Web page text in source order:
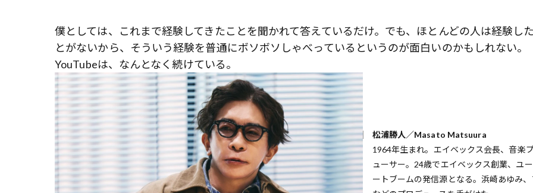
僕としては、これまで経験してきたことを聞かれて答えているだけ。でも、ほとんどの人は経験し
とがないから、そういう経験を普通にボソボソしゃべっているというのが面白いのかもしれない。
YouTubeは、なんとなく続けている。
松浦勝人／Masato Matsuura
1964年生まれ。エイベックス会長、音楽
ューサー。24歳でエイベックス創業、ユ
ートブームの発信源となる。浜崎あゆみ、